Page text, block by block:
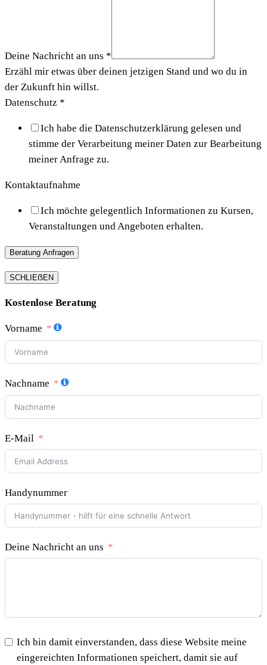
Deine Nachricht an uns *
Erzähl mir etwas über deinen jetzigen Stand und wo du in
der Zukunft hin willst.
Datenschutz *
Ich habe die Datenschutzerklärung gelesen und
stimme der Verarbeitung meiner Daten zur Bearbeitung
meiner Anfrage zu.
Kontaktaufnahme
Ich möchte gelegentlich Informationen zu Kursen,
Veranstaltungen und Angeboten erhalten.
Beratung Anfragen
SCHLIEẞEN
Kostenlose Beratung
Vorname
Nachname
E-Mail
Handynummer
Deine Nachricht an uns
Ich bin damit einverstanden, dass diese Website meine
eingereichten Informationen speichert, damit sie auf